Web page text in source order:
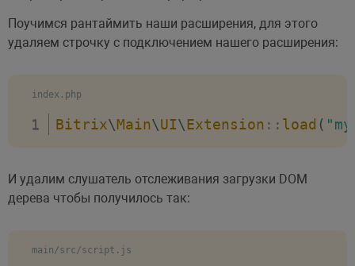
Поучимся рантаймить наши расширения, для этого
удаляем строчку с подключением нашего расширения:
index.php
Bitrix\Main\UI\Extension :: load (
И удалим слушатель отслеживания загрузки DOM
дерева чтобы получилось так:
main/src/script.js